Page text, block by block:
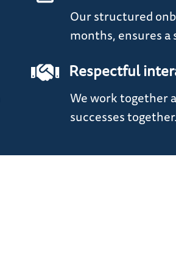
Our structured
months, ensures
Respectful
We work together
successes together.